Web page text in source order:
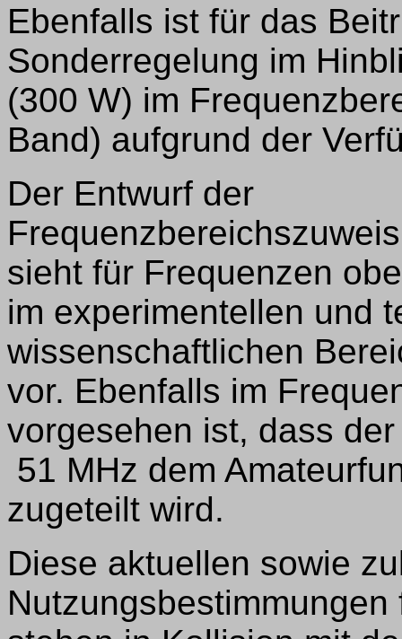
Ebenfalls ist für das
Sonderregelung im
(300 W) im
Band) aufgrund der
Der Entwurf der
sieht für Frequenzen
im experimentellen und
wissenschaftlichen
vor. Ebenfalls im
vorgesehen ist, dass
51 MHz dem
zugeteilt wird.
Diese aktuellen sowie